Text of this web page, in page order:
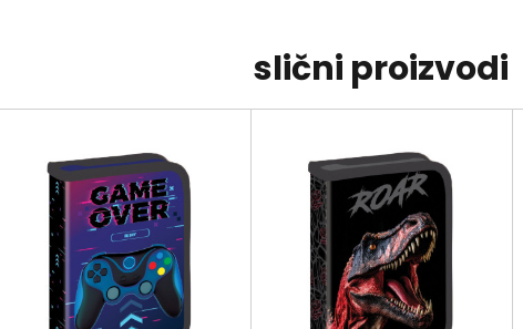
slični proizvodi